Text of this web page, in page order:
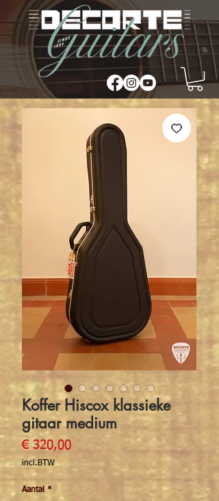
Koffer Hiscox klassieke
gitaar medium
€ 320,00Prijs
incl.BTW
Aantal *